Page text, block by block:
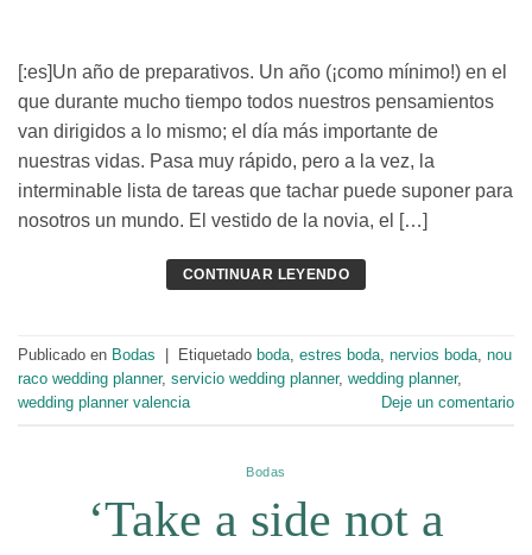
[:es]Un año de preparativos. Un año (¡como mínimo!) en el
que durante mucho tiempo todos nuestros pensamientos
van dirigidos a lo mismo; el día más importante de
nuestras vidas. Pasa muy rápido, pero a la vez, la
interminable lista de tareas que tachar puede suponer para
nosotros un mundo. El vestido de la novia, el […]
CONTINUAR LEYENDO
Publicado en Bodas Etiquetado boda, estres boda, nervios boda, nou
raco wedding planner, servicio wedding planner, wedding planner,
wedding planner valencia
Deje un comentario
Bodas
‘Take a side not a